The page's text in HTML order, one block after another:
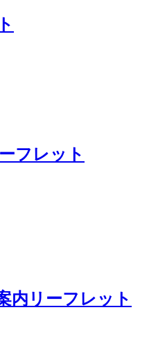
フレット
内リーフレット